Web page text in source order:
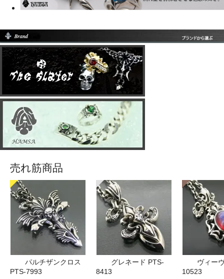
売れ筋商品
パルチザンクロス
PTS-7993
グレネード PTS-
8413
ヴィー
10523